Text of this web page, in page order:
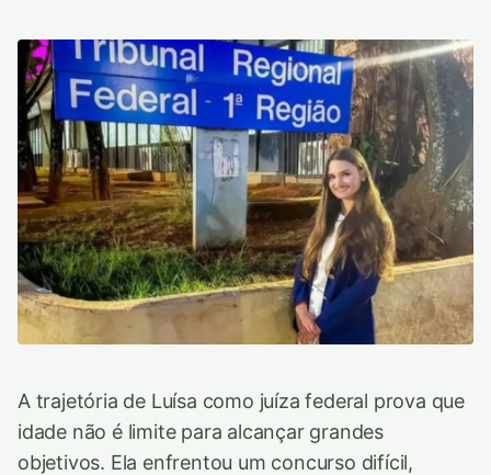
A trajetória de Luísa como juíza federal prova que
idade não é limite para alcançar grandes
objetivos. Ela enfrentou um concurso difícil,